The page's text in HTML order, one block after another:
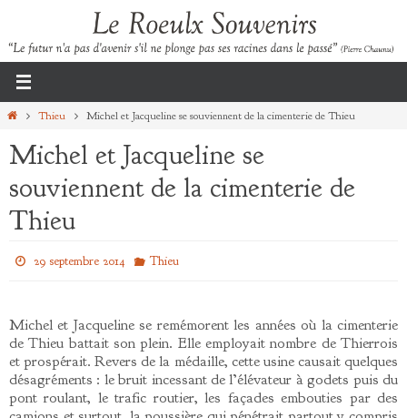
contenu
HomeThieu Michel et Jacqueline se souviennent de la cimenterie de Thieu
Michel et Jacqueline se
souviennent de la cimenterie de
Thieu
29 septembre 2014 Thieu
Michel et Jacqueline se remémorent les années où la cimenterie
de Thieu battait son plein. Elle employait nombre de Thierrois
et prospérait. Revers de la médaille, cette usine causait quelques
désagréments : le bruit incessant de l’élévateur à godets puis du
pont roulant, le trafic routier, les façades embouties par des